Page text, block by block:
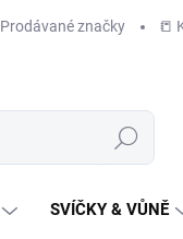
Prodávané značky 📒
Hledat
SVÍČKY & VŮNĚ